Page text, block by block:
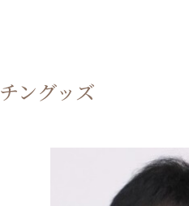
ングッズ